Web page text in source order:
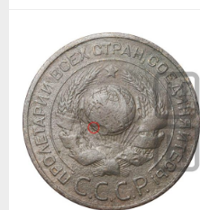
5 КОПЕЕК
10 КОПЕЕК
15 КОПЕЕК
20 КОПЕЕК
50 КОПЕЕК
ПОЛТИННИК
1 РУБЛЬ